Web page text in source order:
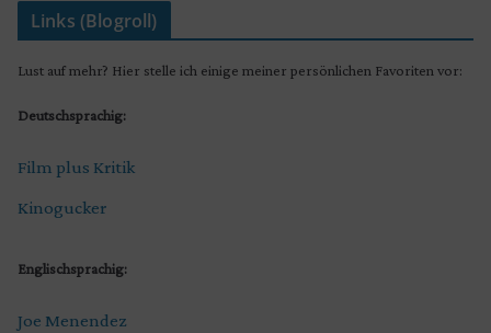
Links (Blogroll)
Lust auf mehr? Hier stelle ich einige meiner persönlichen Favoriten vor:
Deutschsprachig:
Film plus Kritik
Kinogucker
Englischsprachig:
Joe Menendez